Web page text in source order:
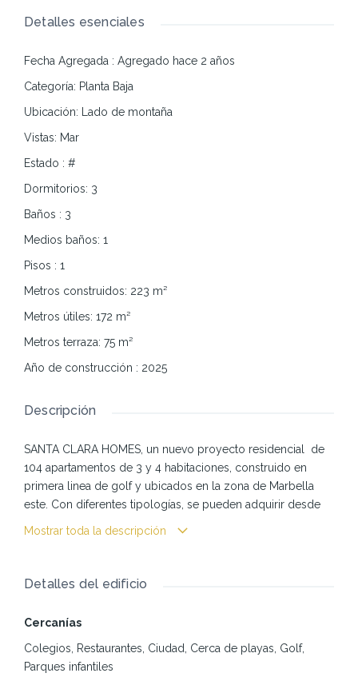
Detalles esenciales
Fecha Agregada : Agregado hace 2 años
Categoría: Planta Baja
Ubicación:
Lado de montaña
Vistas: Mar
Estado : #
Dormitorios: 3
Baños : 3
Medios baños: 1
Pisos : 1
Metros construidos: 223 m²
Metros útiles: 172 m²
Metros terraza: 75 m²
Año de construcción : 2025
Descripción
SANTA CLARA HOMES, un nuevo proyecto residencial de
104 apartamentos de 3 y 4 habitaciones, construido en
primera linea de golf y ubicados en la zona de Marbella
este. Con diferentes tipologías, se pueden adquirir desde
privada, planta media y áticos donde se puede deleitar de
con su plaza de aparcamiento privado y trastero. Cada
contemporaneo y altas calidades, las viviendas ademas
aportan buenas dimensiones., la cocina con encimera de
Mostrar toda la descripción
Detalles del edificio
Cercanías
Colegios, Restaurantes, Ciudad, Cerca de playas, Golf,
Parques infantiles